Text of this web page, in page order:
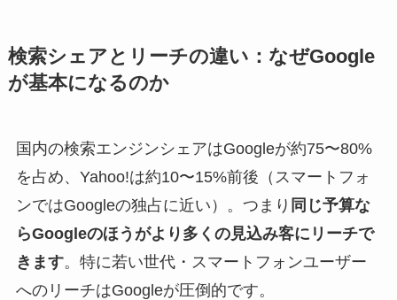
検索シェアとリーチの違い：なぜGoogle
が基本になるのか
国内の検索エンジンシェアはGoogleが約75〜80%
を占め、Yahoo!は約10〜15%前後（スマートフォ
ンではGoogleの独占に近い）。つまり 同じ予算な
らGoogleのほうがより多くの見込み客にリーチで
きます。特に若い世代・スマートフォンユーザー
へのリーチはGoogleが圧倒的です。